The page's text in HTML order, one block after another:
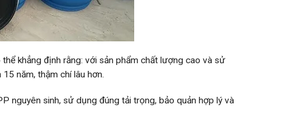
khẳng định rằng: với sản phẩm chất lượng cao và sử
năm, thậm chí lâu hơn.
nguyên sinh, sử dụng đúng tải trọng, bảo quản hợp lý và